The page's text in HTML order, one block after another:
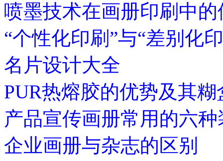
喷墨技术在画册印刷中
“个性化印刷”与“差别化
名片设计大全
PUR热熔胶的优势及其
产品宣传画册常用的六
企业画册与杂志的区别